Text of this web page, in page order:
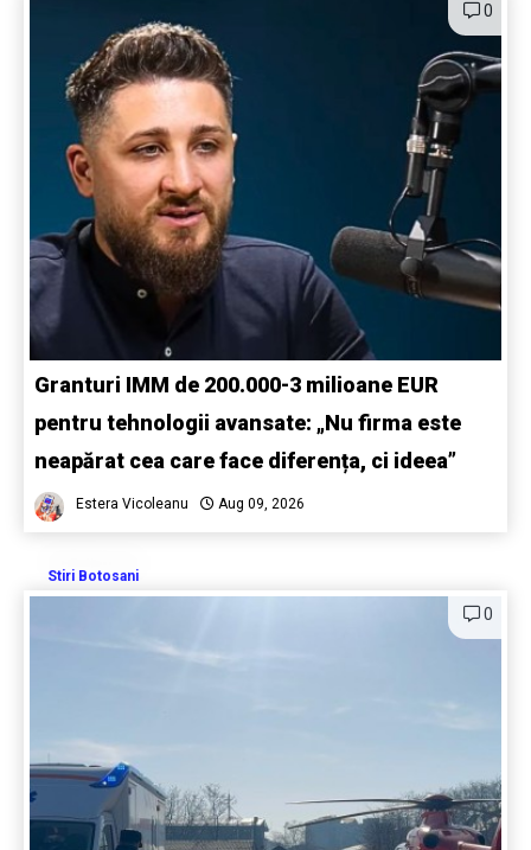
0
Granturi IMM de 200.000-3 milioane EUR
pentru tehnologii avansate: „Nu firma este
neapărat cea care face diferența, ci ideea”
Estera Vicoleanu Aug 09, 2026
Stiri Botosani
0